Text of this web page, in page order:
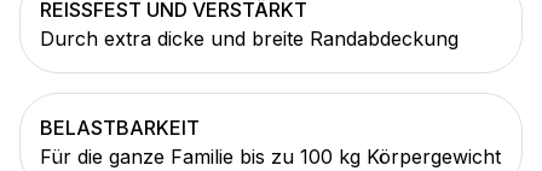
REISSFEST UND VERSTÄRKT
Durch extra dicke und breite Randabdeckung
BELASTBARKEIT
Für die ganze Familie bis zu 100 kg Körpergewicht